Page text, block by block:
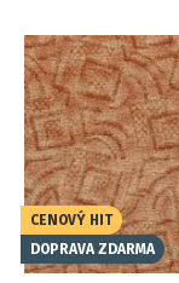
CENOVÝ HIT
DOPRAVA ZDARMA